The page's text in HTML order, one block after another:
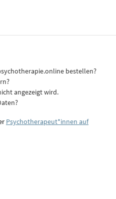
bestellen?
angezeigt wird.
Psychotherapeut*innen auf